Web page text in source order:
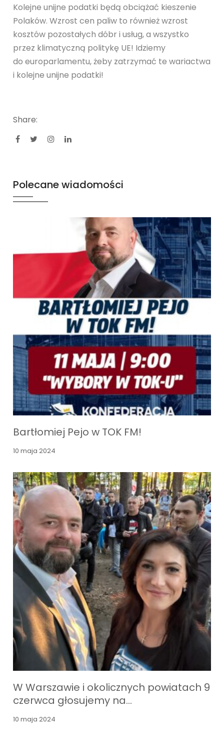
Kolejne unijne podatki będą obciążać kieszenie
Polaków. Wzrost cen paliw to również wzrost
kosztów pozostałych dóbr i usług, a wszystko
przez klimatyczną politykę UE! Idziemy
do europarlamentu, żeby zatrzymać te wariactwa
i kolejne unijne podatki!
Share:
Polecane wiadomości
Bartłomiej Pejo w TOK FM!
10 maja 2024
W Warszawie i okolicznych powiatach 9
czerwca głosujemy na…
10 maja 2024